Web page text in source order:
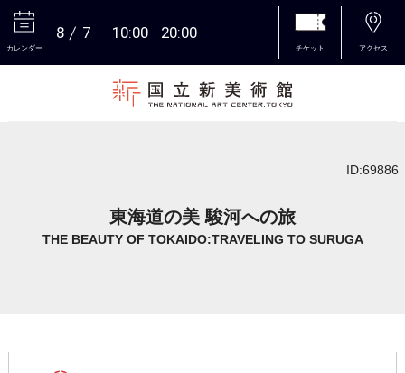
カレンダー
8 7 10:00 20:00
チケット アクセス
ID:69886
東海道の美 駿河への旅
THE BEAUTY OF TOKAIDO:TRAVELING TO SURUGA